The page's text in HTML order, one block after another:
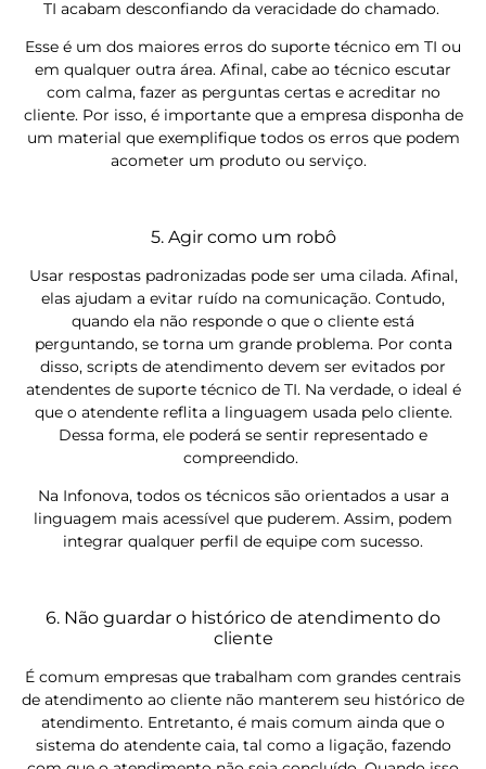
TI acabam desconfiando da veracidade do chamado.
Esse é um dos maiores erros do suporte técnico em TI ou
em qualquer outra área. Afinal, cabe ao técnico escutar
com calma, fazer as perguntas certas e acreditar no
cliente. Por isso, é importante que a empresa disponha de
um material que exemplifique todos os erros que podem
acometer um produto ou serviço.
5. Agir como um robô
Usar respostas padronizadas pode ser uma cilada. Afinal,
elas ajudam a evitar ruído na comunicação. Contudo,
quando ela não responde o que o cliente está
perguntando, se torna um grande problema. Por conta
disso, scripts de atendimento devem ser evitados por
atendentes de suporte técnico de TI. Na verdade, o ideal é
que o atendente reflita a linguagem usada pelo cliente.
Dessa forma, ele poderá se sentir representado e
compreendido.
Na Infonova, todos os técnicos são orientados a usar a
linguagem mais acessível que puderem. Assim, podem
integrar qualquer perfil de equipe com sucesso.
6. Não guardar o histórico de atendimento do
cliente
É comum empresas que trabalham com grandes centrais
de atendimento ao cliente não manterem seu histórico de
atendimento. Entretanto, é mais comum ainda que o
sistema do atendente caia, tal como a ligação, fazendo